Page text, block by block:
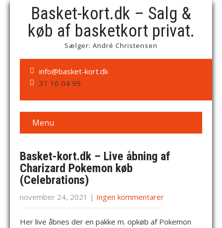
Basket-kort.dk – Salg &
køb af basketkort privat.
Sælger: André Christensen
info@basket-kort.dk
31 16 04 99
Menu
Basket-kort.dk – Live åbning af
Charizard Pokemon køb
(Celebrations)
november 24, 2021 | Ingen kommentarer
Her live åbnes der en pakke m. opkøb af Pokemon